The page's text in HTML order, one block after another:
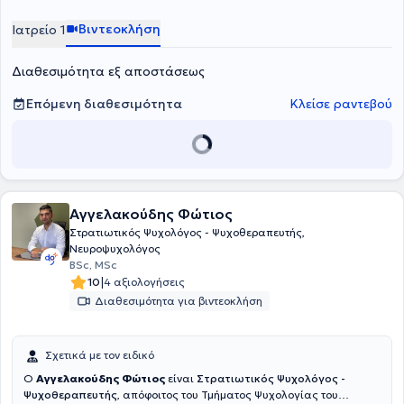
ατομικές ψυχοθεραπευτικές συνεδρίες ενηλίκων και εφήβων στο
πλαίσιο αιτημάτων που αφορούν σε άγχος, φοβίες, κρίσεις
διαχείριση πένθους και διαχείριση διαπροσωπικών δυσκολιών.
Ιατρείο 1 Βιντεοκλήση
Διαθεσιμότητα εξ αποστάσεως
Επόμενη διαθεσιμότητα
Κλείσε ραντεβού
Αγγελακούδης Φώτιος
Στρατιωτικός Ψυχολόγος - Ψυχοθεραπευτής,
Νευροψυχολόγος
BSc, MSc
10|4 αξιολογήσεις
Διαθεσιμότητα για βιντεοκλήση
Σχετικά με τον ειδικό
Ο Αγγελακούδης Φώτιος είναι Στρατιωτικός Ψυχολόγος -
Ψυχοθεραπευτής, απόφοιτος του Τμήματος Ψυχολογίας του